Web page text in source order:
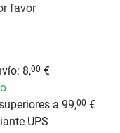
favor
8,00 €
a 99,00 €
UPS